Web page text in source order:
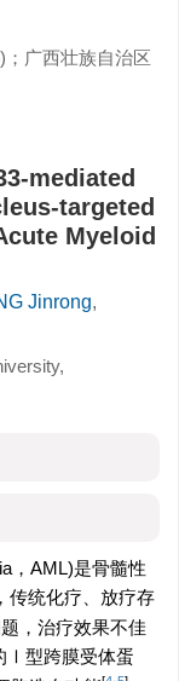
)；广西壮族自治区
mediated
targeted
Myeloid
Jinrong,
，AML)是骨髓性
，传统化疗、放疗存
，治疗效果不佳
Ⅰ型跨膜受体蛋